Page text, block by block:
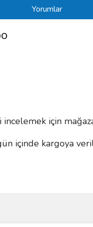
Yorumlar
için
içinde kargoya